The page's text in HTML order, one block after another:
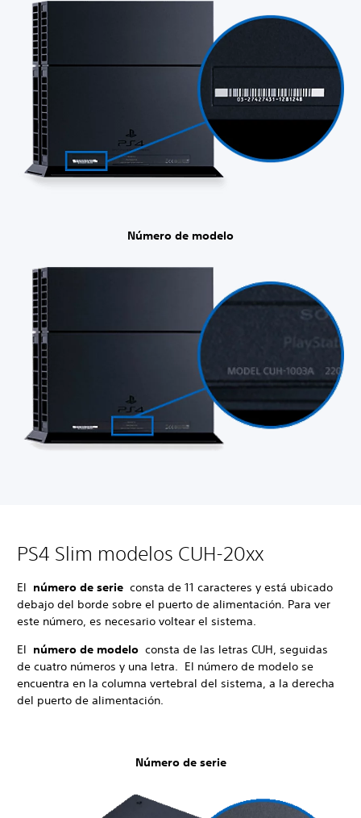
Número de modelo
PS4 Slim modelos CUH-20xx
El número de serie consta de 11 caracteres y está ubicado
debajo del borde sobre el puerto de alimentación. Para ver
este número, es necesario voltear el sistema.
El número de modelo consta de las letras CUH, seguidas
de cuatro números y una letra. El número de modelo se
encuentra en la columna vertebral del sistema, a la derecha
del puerto de alimentación.
Número de serie